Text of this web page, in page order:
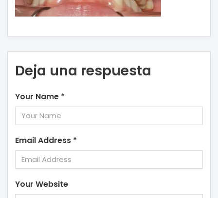
Deja una respuesta
Your Name *
Email Address *
Your Website